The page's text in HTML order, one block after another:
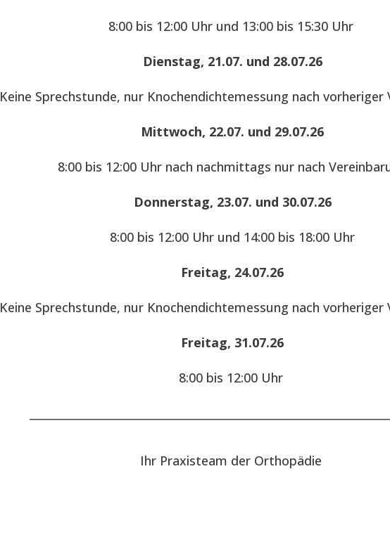
8:00 bis 12:00 Uhr und 13:00 bis 15:30 Uhr
Dienstag, 21.07. und 28.07.26
Keine Sprechstunde, nur Knochendichtemessung nach vorheriger
Mittwoch, 22.07. und 29.07.26
8:00 bis 12:00 Uhr nach nachmittags nur nach
Donnerstag, 23.07. und 30.07.26
8:00 bis 12:00 Uhr und 14:00 bis 18:00 Uhr
Freitag, 24.07.26
Keine Sprechstunde, nur Knochendichtemessung nach vorheriger
Freitag, 31.07.26
8:00 bis 12:00 Uhr
Ihr Praxisteam der Orthopädie